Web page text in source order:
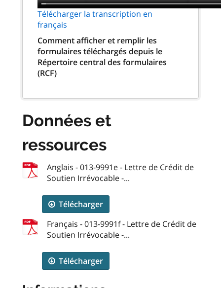
Télécharger la transcription en
français
Comment afficher et remplir les
formulaires téléchargés depuis le
Répertoire central des formulaires
(RCF)
Données et
ressources
Anglais - 013-9991e - Lettre de Crédit de
Soutien Irrévocable -...
Télécharger
Français - 013-9991f - Lettre de Crédit de
Soutien Irrévocable -...
Télécharger